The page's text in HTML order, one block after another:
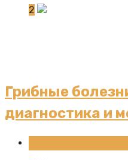
2
Грибные
диагностика и